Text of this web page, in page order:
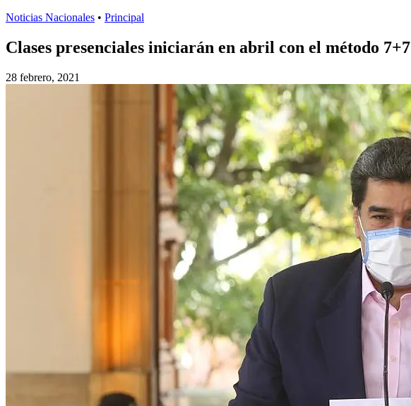
Noticias Nacionales • Principal
Clases presenciales iniciarán en abril con el método 7+7
28 febrero, 2021